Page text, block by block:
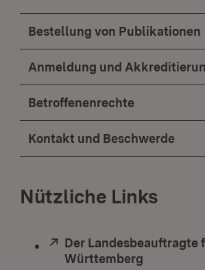
Bestellung von Publikationen
Anmeldung und
Betroffenenrechte
Kontakt und Beschwerde
Nützliche Links
Extern:
Der Landesbeauftragte
Württemberg